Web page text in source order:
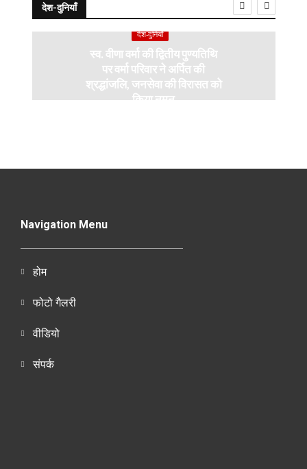
देश-दुनियाँ
देश-दुनियाँ
स्व. वीणा वर्मा की द्वितीय पुण्यतिथि
पर वर्मा परिवार ने अर्पित की
श्रद्धांजलि, जनसेवा की विरासत को
किया नमन
Navigation Menu
होम
फोटो गैलरी
वीडियो
संपर्क